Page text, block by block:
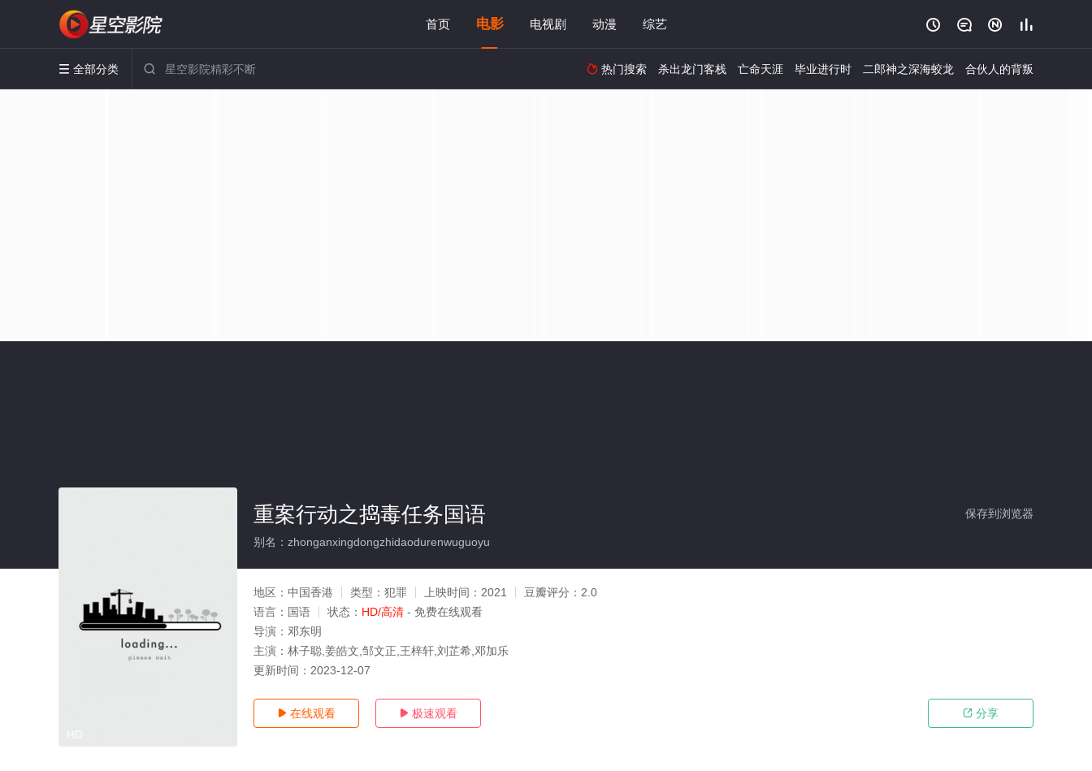
首页 电影 电视剧 动漫 综艺    
 全部分类   热门搜索 杀出龙门客栈 亡命天涯 毕业进行时 二郎神之深海蛟龙 合伙人的背叛
保存到浏览器
重案行动之捣毒任务国语
别名：zhonganxingdongzhidaodurenwuguoyu
地区： 中国香港 类型： 犯罪 上映时间： 2021 豆瓣评分： 2.0
语言： 国语 状态： HD/高清 - 免费在线观看
导演： 邓东明
主演： 林子聪,姜皓文,邹文正,王梓轩,刘芷希,邓加乐
更新时间： 2023-12-07
 在线观看  极速观看  分享